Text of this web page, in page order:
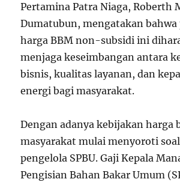
Pertamina Patra Niaga, Roberth
Dumatubun, mengatakan bahwa
harga BBM non-subsidi ini
menjaga keseimbangan antara
bisnis, kualitas layanan, dan
energi bagi masyarakat.
Dengan adanya kebijakan harga
masyarakat mulai menyoroti
pengelola SPBU. Gaji Kepala
Pengisian Bahan Bakar Umum